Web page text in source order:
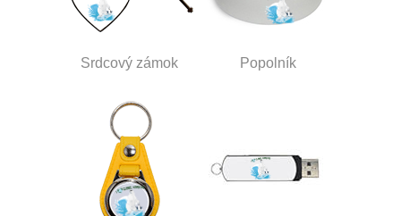
Srdcový zámok Popolník